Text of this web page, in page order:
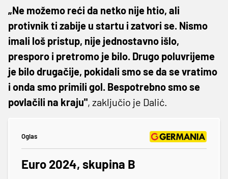
„Ne možemo reći da netko nije htio, ali
protivnik ti zabije u startu i zatvori se. Nismo
imali loš pristup, nije jednostavno išlo,
presporo i pretromo je bilo. Drugo poluvrijeme
je bilo drugačije, pokidali smo se da se vratimo
i onda smo primili gol. Bespotrebno smo se
povlačili na kraju", zaključio je Dalić.
Oglas
Euro 2024, skupina B